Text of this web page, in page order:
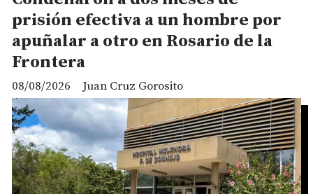
prisión efectiva a un hombre por
apuñalar a otro en Rosario de la
Frontera
Juan Cruz Gorosito
08/08/2026